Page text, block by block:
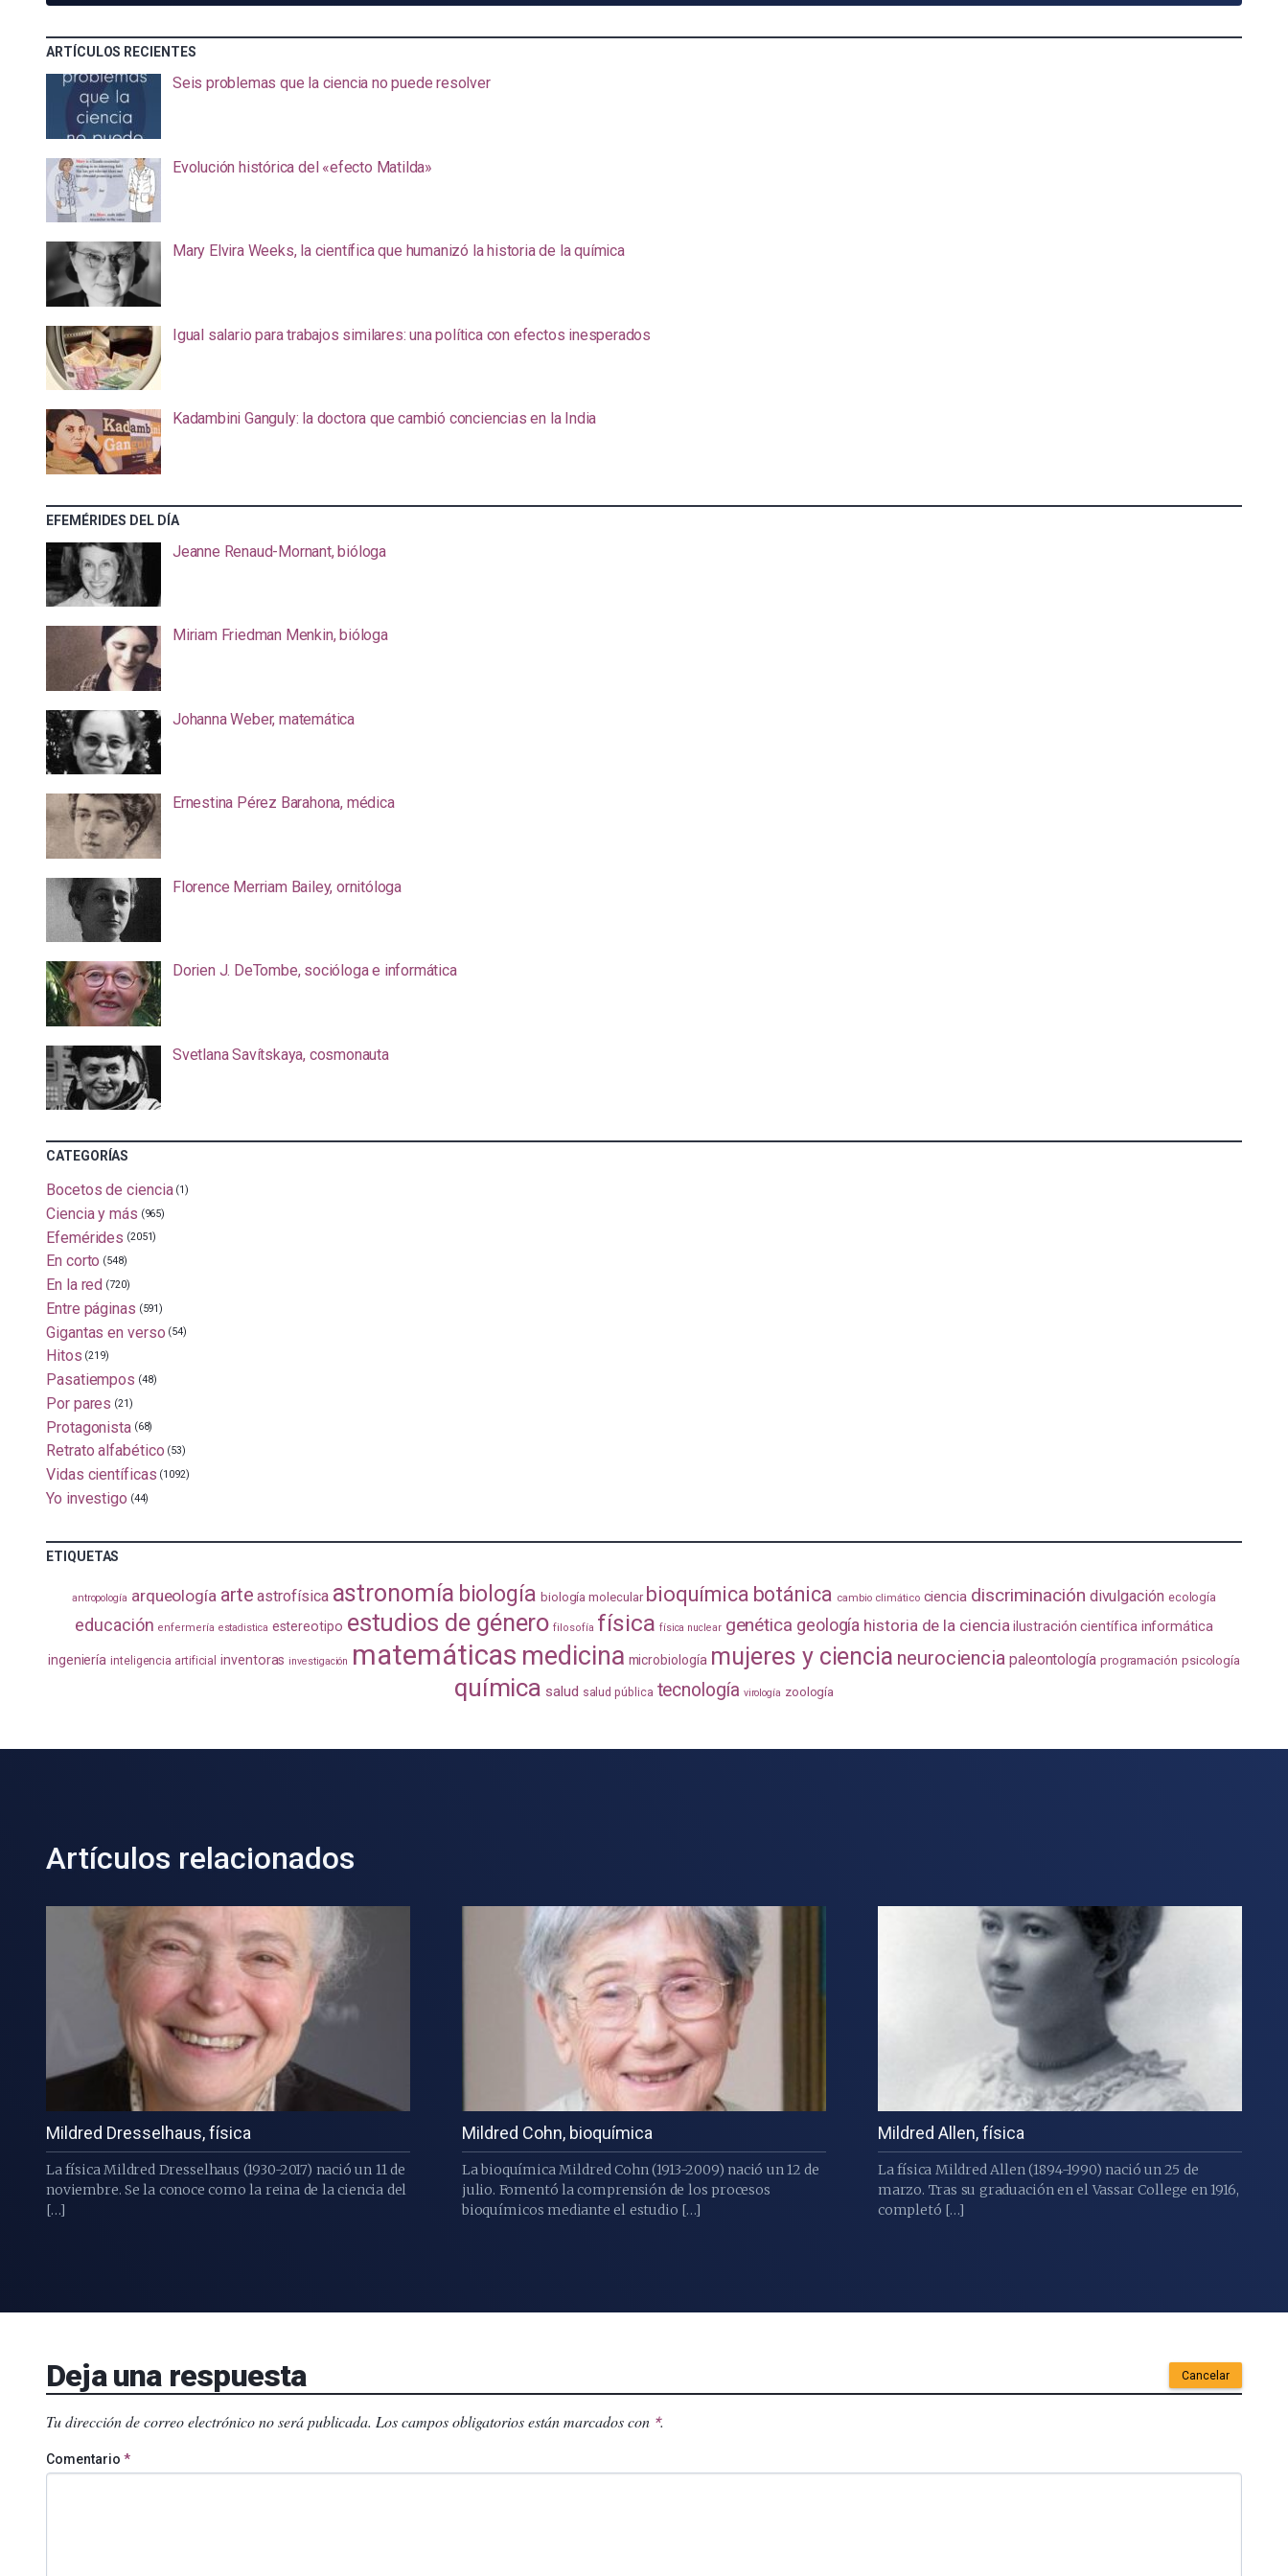
ARTÍCULOS RECIENTES
Seis problemas que la ciencia no puede resolver
Evolución histórica del «efecto Matilda»
Mary Elvira Weeks, la científica que humanizó la historia de la química
Igual salario para trabajos similares: una política con efectos inesperados
Kadambini Ganguly: la doctora que cambió conciencias en la India
EFEMÉRIDES DEL DÍA
Jeanne Renaud-Mornant, bióloga
Miriam Friedman Menkin, bióloga
Johanna Weber, matemática
Ernestina Pérez Barahona, médica
Florence Merriam Bailey, ornitóloga
Dorien J. DeTombe, socióloga e informática
Svetlana Savítskaya, cosmonauta
CATEGORÍAS
Bocetos de ciencia (1)
Ciencia y más (965)
Efemérides (2051)
En corto (548)
En la red (720)
Entre páginas (591)
Gigantas en verso (54)
Hitos (219)
Pasatiempos (48)
Por pares (21)
Protagonista (68)
Retrato alfabético (53)
Vidas científicas (1092)
Yo investigo (44)
ETIQUETAS
antropología arqueología arte astrofísica astronomía biología biología molecular bioquímica botánica cambio climático ciencia discriminación divulgación ecología
educación enfermería estadistica estereotipo estudios de género filosofía física física nuclear genética geología historia de la ciencia ilustración científica informática
ingeniería inteligencia artificial inventoras investigación matemáticas medicina microbiología mujeres y ciencia neurociencia paleontología programación psicología
química salud salud pública tecnología virología zoología
Artículos relacionados
Mildred Dresselhaus, física
La física Mildred Dresselhaus (1930-2017) nació un 11 de
noviembre. Se la conoce como la reina de la ciencia del
[…]
Mildred Cohn, bioquímica
La bioquímica Mildred Cohn (1913-2009) nació un 12 de
julio. Fomentó la comprensión de los procesos
bioquímicos mediante el estudio […]
Mildred Allen, física
La física Mildred Allen (1894-1990) nació un 25 de
marzo. Tras su graduación en el Vassar College en 1916,
completó […]
Deja una respuesta Cancelar
Tu dirección de correo electrónico no será publicada. Los campos obligatorios están marcados con *.
Comentario *